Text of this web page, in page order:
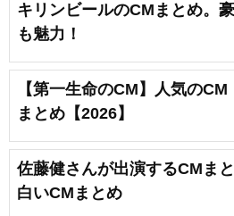
キリンビールのCMまとめ。
も魅力！
【第一生命のCM】人気の
まとめ【2026】
佐藤健さんが出演するCMま
白いCMまとめ